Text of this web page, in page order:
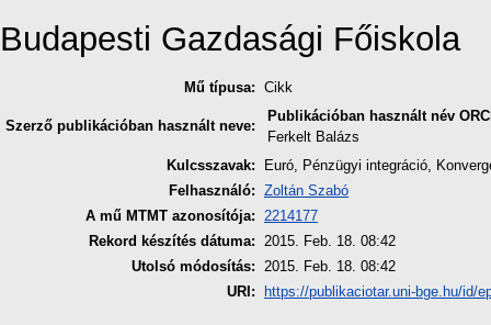
Budapesti Gazdasági Főiskola
Mű típusa: Cikk
Szerző publikációban használt neve:
Publikációban használt név
Ferkelt Balázs
Kulcsszavak:
Euró, Pénzügyi integráció,
Felhasználó: Zoltán Szabó
A mű MTMT azonosítója: 2214177
Rekord készítés dátuma: 2015. Feb. 18. 08:42
Utolsó módosítás: 2015. Feb. 18. 08:42
URI:
https://publikaciotar.uni-bge.hu/id/